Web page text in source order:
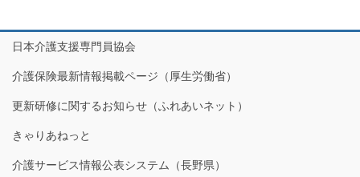
日本介護支援専門員協会
介護保険最新情報掲載ページ（厚生労働省）
更新研修に関するお知らせ（ふれあいネット）
きゃりあねっと
介護サービス情報公表システム（長野県）